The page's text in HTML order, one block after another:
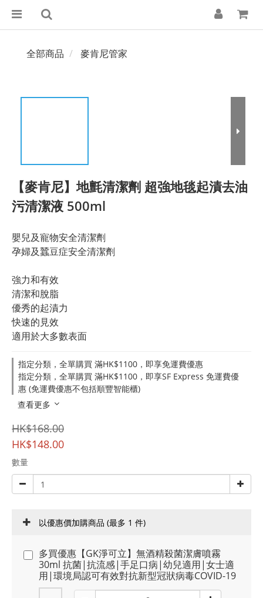
全部商品 麥肯尼管家
【麥肯尼】地氈清潔劑 超強地毯起漬去油
污清潔液 500ml
嬰兒及寵物安全清潔劑
孕婦及蠶豆症安全清潔劑
強力和有效
清潔和脫脂
優秀的起漬力
快速的見效
適用於大多數表面
指定分類，全單購買 滿HK$1100，即享免運費優惠
指定分類，全單購買 滿HK$1100，即享SF Express 免運費優
惠 (免運費優惠不包括順豐智能櫃)
查看更多
HK$168.00
HK$148.00
數量
以優惠價加購商品 (最多 1 件)
多買優惠【GK淨可立】無酒精殺菌潔膚噴霧
30ml 抗菌|抗流感|手足口病|幼兒適用|女士適
用|環境局認可有效對抗新型冠狀病毒COVID-19